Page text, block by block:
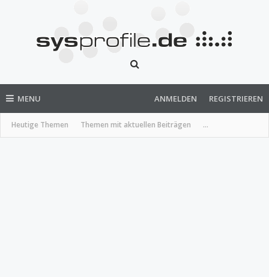
MENU
Heutige Themen Themen mit aktuellen Beiträgen ...
ANMELDEN REGISTRIEREN